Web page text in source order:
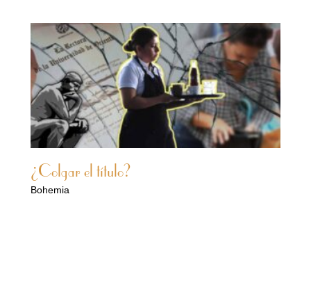
¿Colgar el título?
Bohemia